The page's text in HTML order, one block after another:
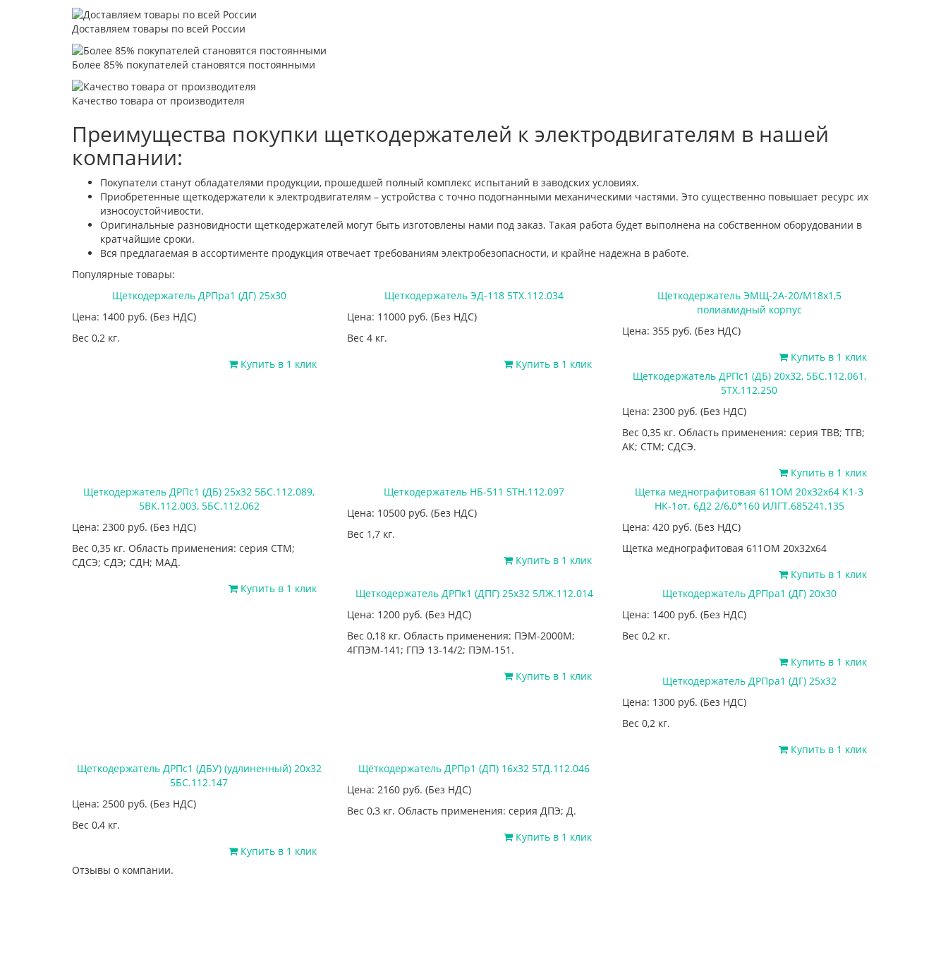
Доставляем товары по всей России
Более 85% покупателей становятся постоянными
Качество товара от производителя
Преимущества покупки щеткодержателей к электродвигателям в нашей
компании:
Покупатели станут обладателями продукции, прошедшей полный комплекс испытаний в заводских условиях.
Приобретенные щеткодержатели к электродвигателям – устройства с точно подогнанными механическими частями. Это существенно повышает ресурс их
износоустойчивости.
Оригинальные разновидности щеткодержателей могут быть изготовлены нами под заказ. Такая работа будет выполнена на собственном оборудовании в
кратчайшие сроки.
Вся предлагаемая в ассортименте продукция отвечает требованиям электробезопасности, и крайне надежна в работе.
Популярные товары:
Щеткодержатель ДРПра1 (ДГ) 25х30
Цена: 1400 руб. (Без НДС)
Вес 0,2 кг.
Купить в 1 клик
Щеткодержатель ЭД-118 5ТХ.112.034
Цена: 11000 руб. (Без НДС)
Вес 4 кг.
Купить в 1 клик
Щеткодержатель ЭМЩ-2А-20/М18х1,5
полиамидный корпус
Цена: 355 руб. (Без НДС)
Купить в 1 клик
Щеткодержатель ДРПс1 (ДБ) 20х32, 5БС.112.061,
5ТХ.112.250
Цена: 2300 руб. (Без НДС)
Вес 0,35 кг. Область применения: серия ТВВ; ТГВ;
АК; СТМ; СДСЭ.
Купить в 1 клик
Щеткодержатель ДРПс1 (ДБ) 25х32 5БС.112.089,
5ВК.112.003, 5БС.112.062
Цена: 2300 руб. (Без НДС)
Вес 0,35 кг. Область применения: серия СТМ;
СДСЭ; СДЭ; СДН; МАД.
Купить в 1 клик
Щеткодержатель НБ-511 5ТН.112.097
Цена: 10500 руб. (Без НДС)
Вес 1,7 кг.
Купить в 1 клик
Щетка меднографитовая 611ОМ 20х32х64 К1-3
НК-1от. 6Д2 2/6,0*160 ИЛГТ.685241.135
Цена: 420 руб. (Без НДС)
Щетка меднографитовая 611ОМ 20х32х64
Купить в 1 клик
Щеткодержатель ДРПк1 (ДПГ) 25х32 5ЛЖ.112.014
Цена: 1200 руб. (Без НДС)
Вес 0,18 кг. Область применения: ПЭМ-2000М;
4ГПЭМ-141; ГПЭ 13-14/2; ПЭМ-151.
Купить в 1 клик
Щеткодержатель ДРПра1 (ДГ) 20х30
Цена: 1400 руб. (Без НДС)
Вес 0,2 кг.
Купить в 1 клик
Щеткодержатель ДРПра1 (ДГ) 25х32
Цена: 1300 руб. (Без НДС)
Вес 0,2 кг.
Купить в 1 клик
Щеткодержатель ДРПс1 (ДБУ) (удлиненный) 20х32
5БС.112.147
Цена: 2500 руб. (Без НДС)
Вес 0,4 кг.
Купить в 1 клик
Щёткодержатель ДРПр1 (ДП) 16х32 5ТД.112.046
Цена: 2160 руб. (Без НДС)
Вес 0,3 кг. Область применения: серия ДПЭ; Д.
Купить в 1 клик
Отзывы о компании.